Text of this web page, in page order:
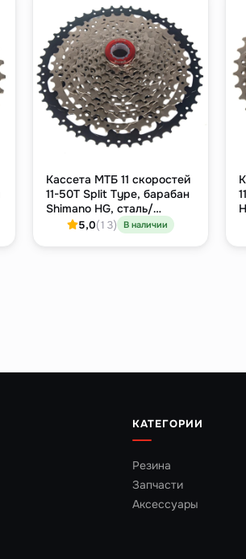
Кассета МТБ 11 скоростей
11-50T Split Type, барабан
Shimano HG, сталь/
алюминий
5,0(13) В наличии
КАТЕГОРИИ
Резина
Запчасти
Аксессуары